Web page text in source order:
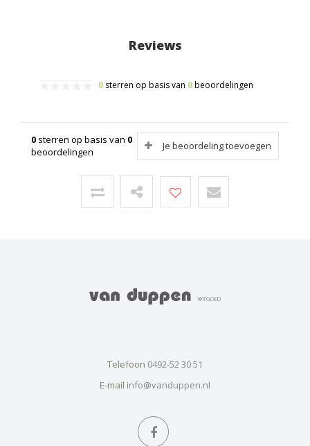
Reviews
0 sterren op basis van 0beoordelingen
0 sterren op basis van 0
beoordelingen
Je beoordeling toevoegen
Telefoon 0492-52 30 51
E-mail info@vanduppen.nl